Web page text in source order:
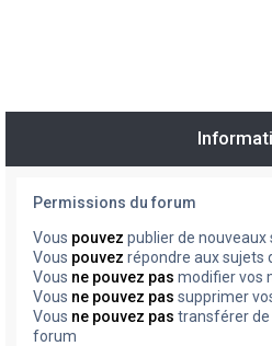
Permissions du forum
Vous pouvez publier de
Vous pouvez répondre aux sujets
Vous ne pouvez pas modifier vos
Vous ne pouvez pas supprimer
Vous ne pouvez pas transférer de
forum